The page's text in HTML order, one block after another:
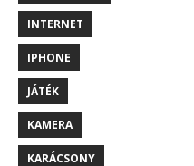
INTERNET
IPHONE
JÁTÉK
KAMERA
KARÁCSONY